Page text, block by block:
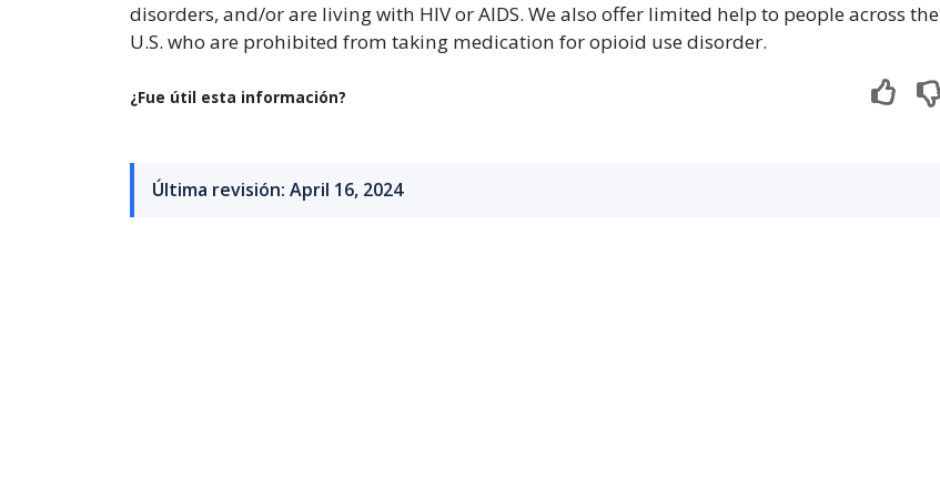
disorders, and/or are living with HIV or AIDS. We also offer limited help to people across the
U.S. who are prohibited from taking medication for opioid use disorder.
¿Fue útil esta información?
Última revisión: April 16, 2024